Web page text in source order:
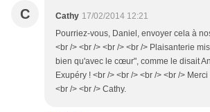
C Cathy 17/02/2014 12:21
Pourriez-vous, Daniel, envoyer cela à
<br /> <br /> <br /> <br /> Plaisanterie
bien qu'avec le cœur", comme le disait
Exupéry ! <br /> <br /> <br /> <br />
<br /> <br /> Cathy.